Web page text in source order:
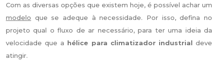
Com as diversas opções que existem hoje, é possível achar um
modelo que se adeque à necessidade. Por isso, defina no
projeto qual o fluxo de ar necessário, para ter uma ideia da
velocidade que a hélice para climatizador industrialdeve
atingir.